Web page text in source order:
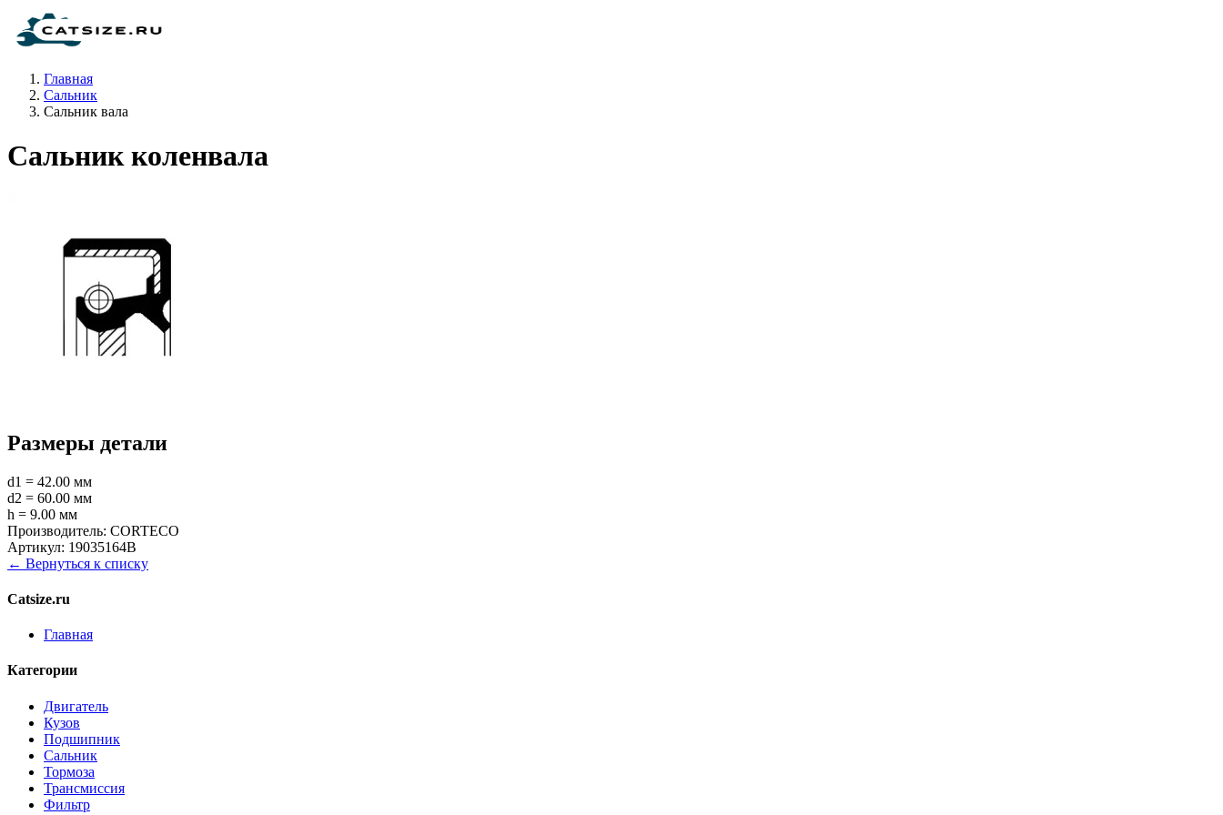
Главная
Сальник
Сальник вала
Сальник коленвала
Размеры детали
d1 = 42.00 мм
d2 = 60.00 мм
h = 9.00 мм
Производитель: CORTECO
Артикул: 19035164B
← Вернуться к списку
Catsize.ru
Главная
Категории
Двигатель
Кузов
Подшипник
Сальник
Тормоза
Трансмиссия
Фильтр